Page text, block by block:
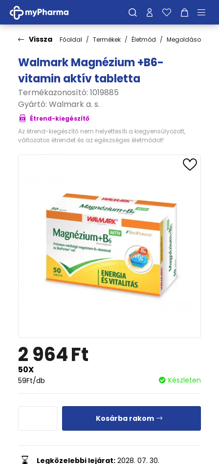
Vissza Főoldal Termékek Életmód Megoldások
Walmark Magnézium +B6-
vitamin aktív tabletta
Termékazonosító: 1019885
Gyártó: Walmark a. s.
Étrend-kiegészítő
Az étrend-kiegészítő nem helyettesíti a kiegyensúlyozott,
változatos étrendet és az egészséges életmódot!
2 964Ft
50X
59Ft/db Készleten
Kosárba rakom
Legközelebbi lejárat: 2028. 07. 30.